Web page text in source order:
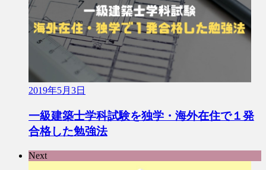
2019年5月3日
一級建築士学科試験を独学・海外在住で１発
合格した勉強法
Next